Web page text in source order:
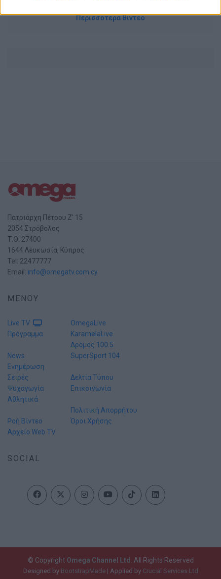
Περισσότερα Βιντεο
Πατριάρχη Πέτρου Ζ' 15
2054 Στρόβολος
Τ.Θ. 27400
1644 Λευκωσία, Κύπρος
Tel: 22477777
Email: info@omegatv.com.cy
ΜΕΝΟΥ
Live TV
Πρόγραμμα
News
Ενημέρωση
Σειρές
Ψυχαγωγία
Αθλητικά
Ροή Βίντεο
Αρχείο Web TV
OmegaLive
KaramelaLive
Δρόμος 100.5
SuperSport 104
Δελτία Τύπου
Επικοινωνία
Πολιτική Απορρήτου
Όροι Χρήσης
SOCIAL
© Copyright Omega Channel Ltd . All Rights Reserved
Designed by BootstrapMade| Applied by Crucial Services Ltd